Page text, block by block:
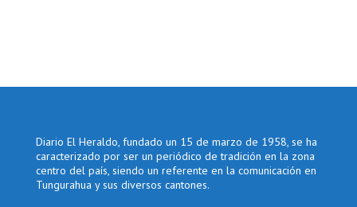
Diario El Heraldo, fundado un 15 de marzo de 1958, se ha
caracterizado por ser un periódico de tradición en la zona
centro del país, siendo un referente en la comunicación en
Tungurahua y sus diversos cantones.